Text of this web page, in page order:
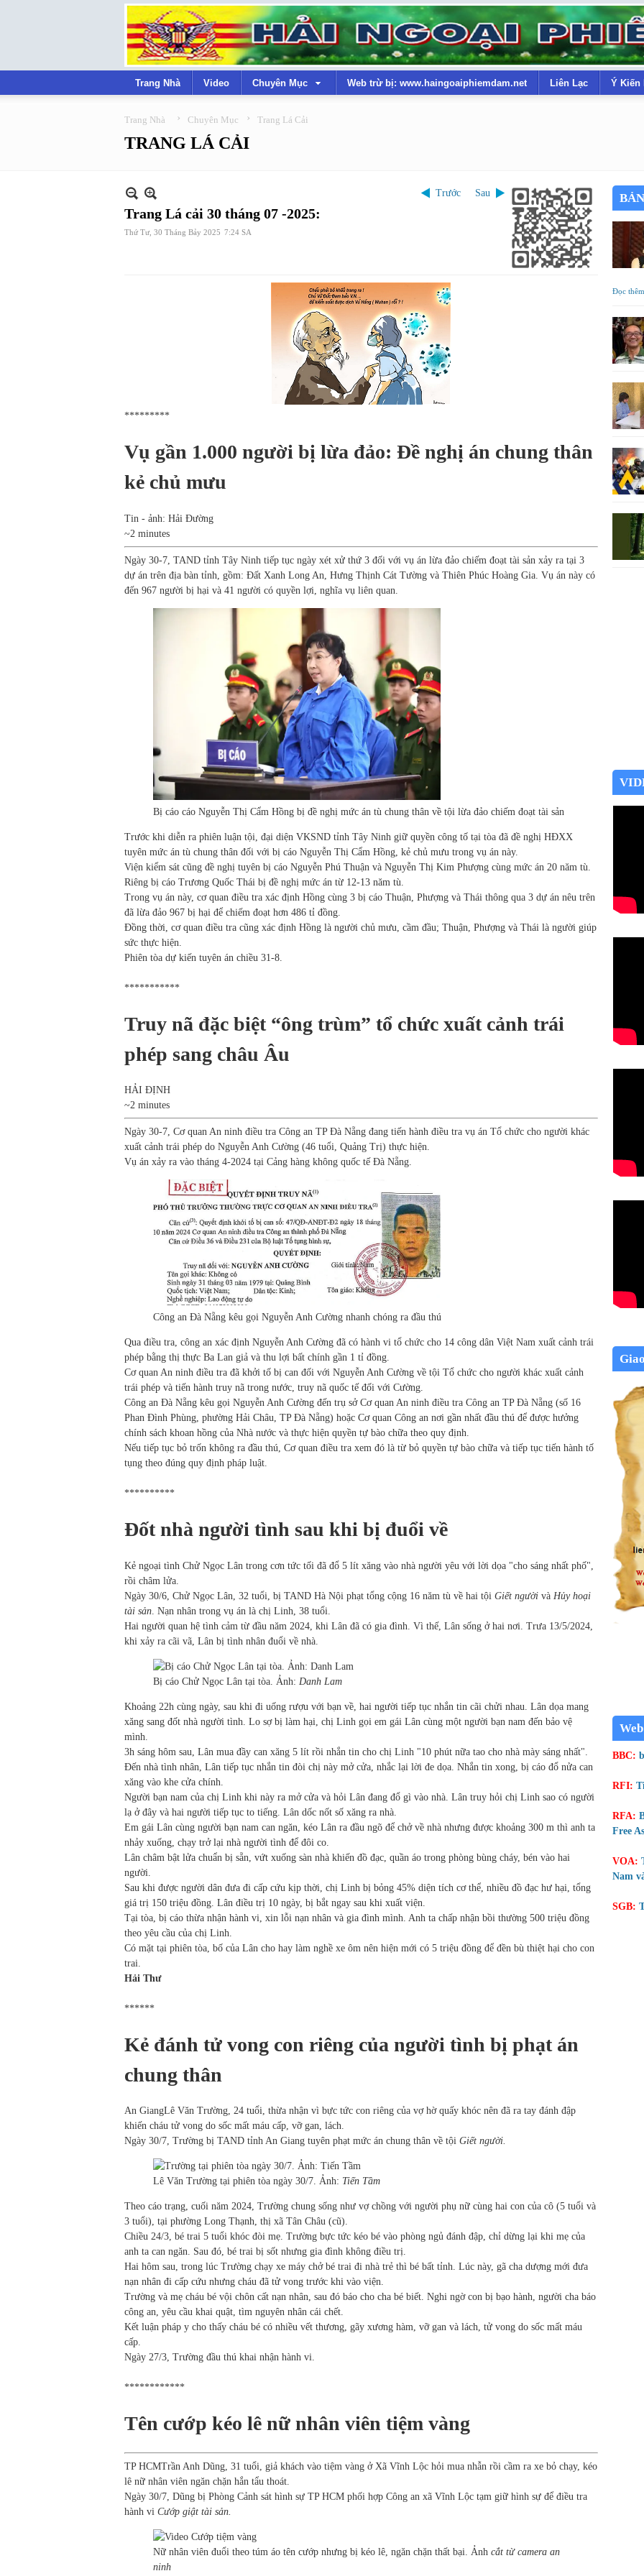
Trang Nhà Video Chuyên Mục Web trừ bị: www.haingoaiphiemdam.net Liên Lạc Ý Kiến
Trang Nhà › Chuyên Mục › Trang Lá Cải
TRANG LÁ CẢI
Trước Sau
Trang Lá cải 30 tháng 07 -2025:
Thứ Tư, 30 Tháng Bảy 2025 7:24 SA
*********
Vụ gần 1.000 người bị lừa đảo: Đề nghị án chung thân
kẻ chủ mưu
Tin - ảnh: Hải Đường
~2 minutes
Ngày 30-7, TAND tỉnh Tây Ninh tiếp tục ngày xét xử thứ 3 đối với vụ án lừa đảo chiếm đoạt tài sản xảy ra tại 3
dự án trên địa bàn tỉnh, gồm: Đất Xanh Long An, Hưng Thịnh Cát Tường và Thiên Phúc Hoàng Gia. Vụ án này có
đến 967 người bị hại và 41 người có quyền lợi, nghĩa vụ liên quan.
Bị cáo cáo Nguyễn Thị Cẩm Hồng bị đề nghị mức án tù chung thân về tội lừa đảo chiếm đoạt tài sản
Trước khi diễn ra phiên luận tội, đại diện VKSND tỉnh Tây Ninh giữ quyền công tố tại tòa đã đề nghị HĐXX
tuyên mức án tù chung thân đối với bị cáo Nguyễn Thị Cẩm Hồng, kẻ chủ mưu trong vụ án này.
Viện kiểm sát cũng đề nghị tuyên bị cáo Nguyễn Phú Thuận và Nguyễn Thị Kim Phượng cùng mức án 20 năm tù.
Riêng bị cáo Trương Quốc Thái bị đề nghị mức án từ 12-13 năm tù.
Trong vụ án này, cơ quan điều tra xác định Hồng cùng 3 bị cáo Thuận, Phượng và Thái thông qua 3 dự án nêu trên
đã lừa đảo 967 bị hại để chiếm đoạt hơn 486 tỉ đồng.
Đồng thời, cơ quan điều tra cũng xác định Hồng là người chủ mưu, cầm đầu; Thuận, Phượng và Thái là người giúp
sức thực hiện.
Phiên tòa dự kiến tuyên án chiều 31-8.
***********
Truy nã đặc biệt “ông trùm” tổ chức xuất cảnh trái
phép sang châu Âu
HẢI ĐỊNH
~2 minutes
Ngày 30-7, Cơ quan An ninh điều tra Công an TP Đà Nẵng đang tiến hành điều tra vụ án Tổ chức cho người khác
xuất cảnh trái phép do Nguyễn Anh Cường (46 tuổi, Quảng Trị) thực hiện.
Vụ án xảy ra vào tháng 4-2024 tại Cảng hàng không quốc tế Đà Nẵng.
Công an Đà Nẵng kêu gọi Nguyễn Anh Cường nhanh chóng ra đầu thú
Qua điều tra, công an xác định Nguyễn Anh Cường đã có hành vi tổ chức cho 14 công dân Việt Nam xuất cảnh trái
phép bằng thị thực Ba Lan giả và thu lợi bất chính gần 1 tỉ đồng.
Cơ quan An ninh điều tra đã khởi tố bị can đối với Nguyễn Anh Cường về tội Tổ chức cho người khác xuất cảnh
trái phép và tiến hành truy nã trong nước, truy nã quốc tế đối với Cường.
Công an Đà Nẵng kêu gọi Nguyễn Anh Cường đến trụ sở Cơ quan An ninh điều tra Công an TP Đà Nẵng (số 16
Phan Đình Phùng, phường Hải Châu, TP Đà Nẵng) hoặc Cơ quan Công an nơi gần nhất đầu thú để được hưởng
chính sách khoan hồng của Nhà nước và thực hiện quyền tự bào chữa theo quy định.
Nếu tiếp tục bỏ trốn không ra đầu thú, Cơ quan điều tra xem đó là từ bỏ quyền tự bào chữa và tiếp tục tiến hành tố
tụng theo đúng quy định pháp luật.
**********
Đốt nhà người tình sau khi bị đuổi về
Kẻ ngoại tình Chử Ngọc Lân trong cơn tức tối đã đổ 5 lít xăng vào nhà người yêu với lời dọa "cho sáng nhất phố",
rồi châm lửa.
Ngày 30/6, Chử Ngọc Lân, 32 tuổi, bị TAND Hà Nội phạt tổng cộng 16 năm tù về hai tội Giết người và Hủy hoại
tài sản . Nạn nhân trong vụ án là chị Linh, 38 tuổi.
Hai người quan hệ tình cảm từ đầu năm 2024, khi Lân đã có gia đình. Vì thế, Lân sống ở hai nơi. Trưa 13/5/2024,
khi xảy ra cãi vã, Lân bị tình nhân đuổi về nhà.
Bị cáo Chử Ngọc Lân tại tòa. Ảnh: Danh Lam
Khoảng 22h cùng ngày, sau khi đi uống rượu với bạn về, hai người tiếp tục nhắn tin cãi chửi nhau. Lân dọa mang
xăng sang đốt nhà người tình. Lo sợ bị làm hại, chị Linh gọi em gái Lân cùng một người bạn nam đến bảo vệ
mình.
3h sáng hôm sau, Lân mua đầy can xăng 5 lít rồi nhắn tin cho chị Linh "10 phút nữa tao cho nhà mày sáng nhất".
Đến nhà tình nhân, Lân tiếp tục nhắn tin đòi chị này mở cửa, nhắc lại lời đe dọa. Nhắn tin xong, bị cáo đổ nửa can
xăng vào khe cửa chính.
Người bạn nam của chị Linh khi này ra mở cửa và hỏi Lân đang đổ gì vào nhà. Lân truy hỏi chị Linh sao có người
lạ ở đây và hai người tiếp tục to tiếng. Lân dốc nốt số xăng ra nhà.
Em gái Lân cùng người bạn nam can ngăn, kéo Lân ra đầu ngõ để chở về nhà nhưng được khoảng 300 m thì anh ta
nhảy xuống, chạy trở lại nhà người tình để đôi co.
Lân châm bật lửa chuẩn bị sẵn, vứt xuống sàn nhà khiến đồ đạc, quần áo trong phòng bùng cháy, bén vào hai
người.
Sau khi được người dân đưa đi cấp cứu kịp thời, chị Linh bị bỏng 45% diện tích cơ thể, nhiều đồ đạc hư hại, tổng
giá trị 150 triệu đồng. Lân điều trị 10 ngày, bị bắt ngay sau khi xuất viện.
Tại tòa, bị cáo thừa nhận hành vi, xin lỗi nạn nhân và gia đình mình. Anh ta chấp nhận bồi thường 500 triệu đồng
theo yêu cầu của chị Linh.
Có mặt tại phiên tòa, bố của Lân cho hay làm nghề xe ôm nên hiện mới có 5 triệu đồng để đền bù thiệt hại cho con
trai.
Hải Thư
******
Kẻ đánh tử vong con riêng của người tình bị phạt án
chung thân
An GiangLê Văn Trường, 24 tuổi, thừa nhận vì bực tức con riêng của vợ hờ quấy khóc nên đã ra tay đánh đập
khiến cháu tử vong do sốc mất máu cấp, vỡ gan, lách.
Ngày 30/7, Trường bị TAND tỉnh An Giang tuyên phạt mức án chung thân về tội Giết người.
Lê Văn Trường tại phiên tòa ngày 30/7. Ảnh: Tiến Tầm
Theo cáo trạng, cuối năm 2024, Trường chung sống như vợ chồng với người phụ nữ cùng hai con của cô (5 tuổi và
3 tuổi), tại phường Long Thạnh, thị xã Tân Châu (cũ).
Chiều 24/3, bé trai 5 tuổi khóc đòi mẹ. Trường bực tức kéo bé vào phòng ngủ đánh đập, chỉ dừng lại khi mẹ của
anh ta can ngăn. Sau đó, bé trai bị sốt nhưng gia đình không điều trị.
Hai hôm sau, trong lúc Trường chạy xe máy chở bé trai đi nhà trẻ thì bé bất tỉnh. Lúc này, gã cha dượng mới đưa
nạn nhân đi cấp cứu nhưng cháu đã tử vong trước khi vào viện.
Trường và mẹ cháu bé vội chôn cất nạn nhân, sau đó báo cho cha bé biết. Nghi ngờ con bị bạo hành, người cha báo
công an, yêu cầu khai quật, tìm nguyên nhân cái chết.
Kết luận pháp y cho thấy cháu bé có nhiều vết thương, gãy xương hàm, vỡ gan và lách, tử vong do sốc mất máu
cấp.
Ngày 27/3, Trường đầu thú khai nhận hành vi.
************
Tên cướp kéo lê nữ nhân viên tiệm vàng
TP HCMTrần Anh Dũng, 31 tuổi, giả khách vào tiệm vàng ở Xã Vĩnh Lộc hỏi mua nhẫn rồi cầm ra xe bỏ chạy, kéo
lê nữ nhân viên ngăn chặn hắn tẩu thoát.
Ngày 30/7, Dũng bị Phòng Cảnh sát hình sự TP HCM phối hợp Công an xã Vĩnh Lộc tạm giữ hình sự để điều tra
hành vi Cướp giật tài sản.
Nữ nhân viên đuổi theo túm áo tên cướp nhưng bị kéo lê, ngăn chặn thất bại. Ảnh cắt từ camera an
ninh
Đọc thêm
BBC:
RFI:
RFA:
Free
VOA:
Nam
SGB: